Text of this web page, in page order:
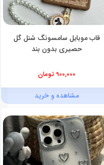
قاب موبایل سامسونگ شنل گل
حصیری بدون بند
900,000 تومان
مشاهده و خرید